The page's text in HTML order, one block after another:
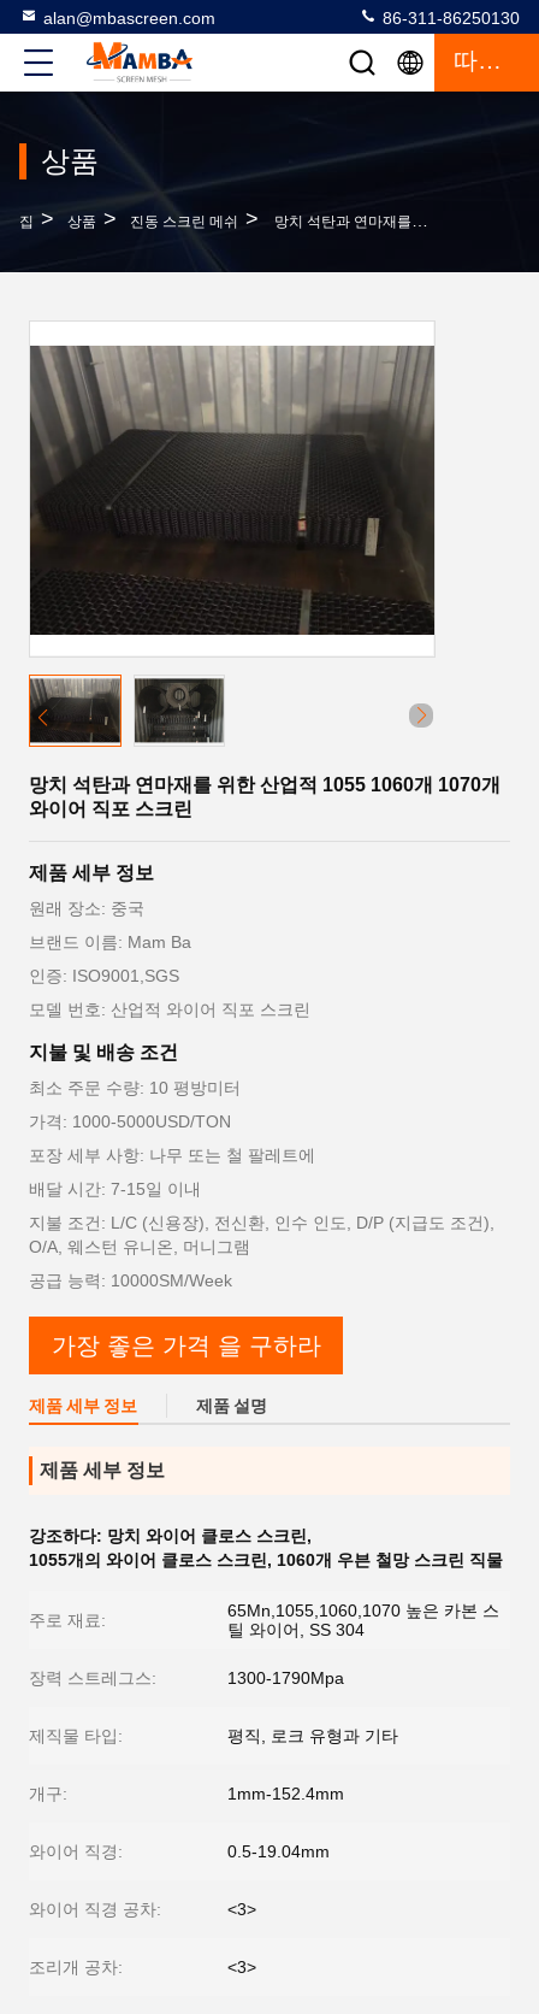
alan@mbascreen.com 86-311-86250130
따옴표
상품
집 > 상품 > 진동 스크린 메쉬 > 망치 석탄과 연마재를 위한 산업적 1055 1060개 1070개 와이어 직포 스크린
망치 석탄과 연마재를 위한 산업적 1055 1060개 1070개
와이어 직포 스크린
제품 세부 정보
원래 장소: 중국
브랜드 이름: Mam Ba
인증: ISO9001,SGS
모델 번호: 산업적 와이어 직포 스크린
지불 및 배송 조건
최소 주문 수량: 10 평방미터
가격: 1000-5000USD/TON
포장 세부 사항: 나무 또는 철 팔레트에
배달 시간: 7-15일 이내
지불 조건: L/C (신용장), 전신환, 인수 인도, D/P (지급도 조건),
O/A, 웨스턴 유니온, 머니그램
공급 능력: 10000SM/Week
가장 좋은 가격 을 구하라
제품 세부 정보 제품 설명
제품 세부 정보
강조하다: 망치 와이어 클로스 스크린 ,
1055개의 와이어 클로스 스크린 , 1060개 우븐 철망 스크린 직물
주로 재료:
65Mn,1055,1060,1070 높은 카본 스
틸 와이어, SS 304
장력 스트레그스: 1300-1790Mpa
제직물 타입: 평직, 로크 유형과 기타
개구: 1mm-152.4mm
와이어 직경: 0.5-19.04mm
와이어 직경 공차: <3>
조리개 공차: <3>